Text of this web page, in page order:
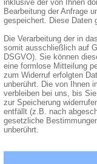
inklusive der von Ihnen
Bearbeitung der Anfrage
gespeichert. Diese Daten
Die Verarbeitung der in
somit ausschließlich auf
DSGVO). Sie können
eine formlose Mitteilung
zum Widerruf erfolgten
unberührt. Die von Ihnen
verbleiben bei uns, bis
zur Speicherung
entfällt (z.B. nach
gesetzliche
unberührt.